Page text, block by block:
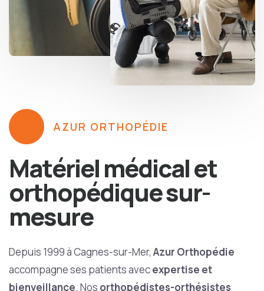
AZUR ORTHOPÉDIE
Matériel médical et
orthopédique sur-
mesure
Depuis 1999 à Cagnes-sur-Mer, Azur Orthopédie
accompagne ses patients avecexpertise et
bienveillance. Nos orthopédistes-orthésistes